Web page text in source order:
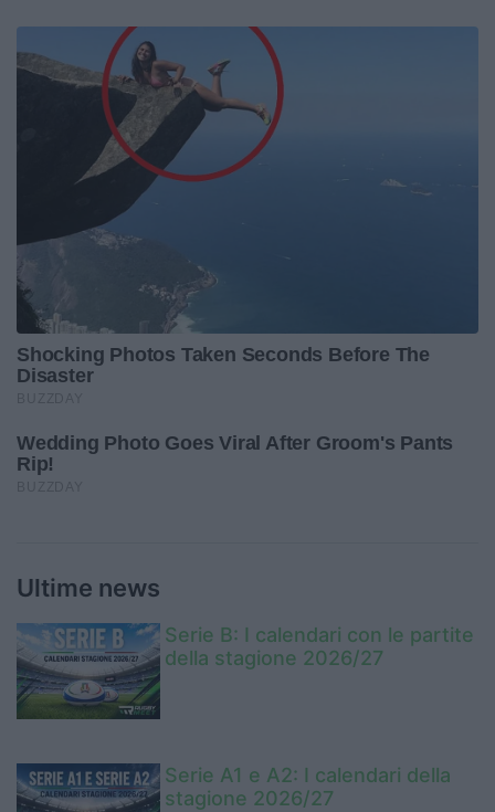
Ultime news
Serie B: I calendari con le partite
della stagione 2026/27
Serie A1 e A2: I calendari della
stagione 2026/27